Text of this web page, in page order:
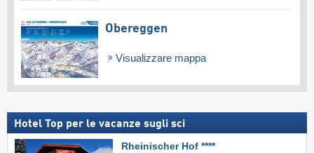
Obereggen
Visualizzare mappa
Hotel Top per le vacanze sugli sci
Rheinischer Hof ****